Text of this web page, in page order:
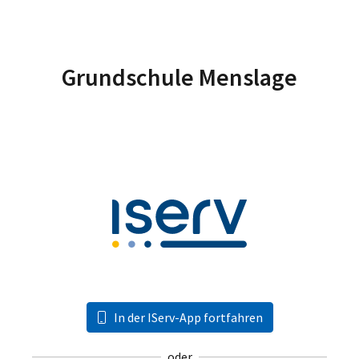
Grundschule Menslage
In der IServ-App fortfahren